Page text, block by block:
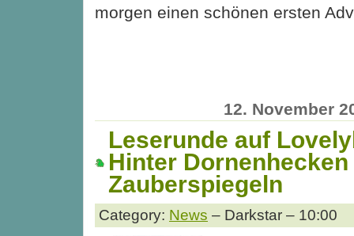
morgen einen schönen ersten
12. November
Leserunde auf
Hinter Dornenhecken
Zauberspiegeln
Category: News – Darkstar – 10:00